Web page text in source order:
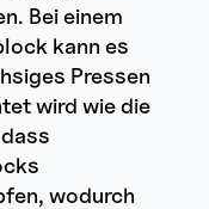
Bei einem
kann es
Pressen
wird wie die
wodurch